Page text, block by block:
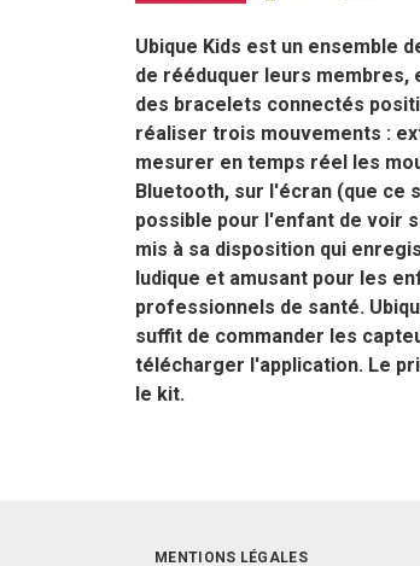
Ubique Kids est un ensemble
de rééduquer leurs membres,
des bracelets connectés
réaliser trois mouvements :
mesurer en temps réel les
Bluetooth, sur l'écran (que ce
possible pour l'enfant de voir
mis à sa disposition qui
ludique et amusant pour les
professionnels de santé.
suffit de commander les
télécharger l'application. Le
le kit.
MENTIONS LÉGALES